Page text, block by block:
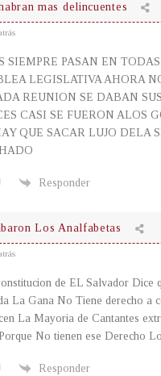
mas delincuentes
SIEMPRE PASAN EN
LEGISLATIVA AHORA
REUNION SE DABAN
CASI SE FUERON ALOS
QUE SACAR LUJO DELA
Responder
Los Analfabetas
de EL Salvador Dice
La Gana No Tiene derecho a
La Mayoria de Cantantes
No tienen ese Derecho
Responder